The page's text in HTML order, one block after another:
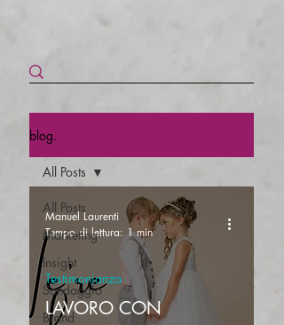
blog.
All Posts
Marketing
Insight
Sondaggio
Brand
All Posts
LAVORO CON
Testimonianza
Manuel Laurenti
Tempo di lettura: 1 min